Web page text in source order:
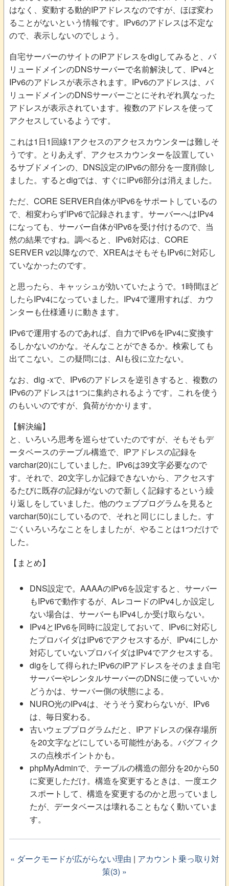
はなく、変動する動的IPアドレスなのですが、ほぼ変わ
ることがないという情報です。IPv6のアドレスは不定な
ので、表示しないのでしょう。
自宅サーバーのサイトのIPアドレスをdigしてみると、バ
リュードメインのDNSサーバーで名前解決して、IPv4と
IPv6のアドレスが表示されます。IPv6のアドレスは、バ
リュードメインのDNSサーバーごとにそれぞれ異なった
アドレスが表示されています。複数のアドレスを使って
アクセスしているようです。
これは1日1回線1アクセスのアクセスカウンターは難しそ
うです。とりあえず、アクセスカウンターを設置してい
るサブドメインの、DNS設定のIPv6の部分を一度削除し
ました。するとdigでは、すぐにIPv6部分は消えました。
ただ、CORE SERVER自体がIPv6をサポートしているの
で、相変わらずIPv6で記録されます。サーバーへはIPv4
になっても、サーバー自体がIPv6を受け付けるので、当
然の結果ですね。調べると、IPv6対応は、CORE
SERVER v2以降なので、XREAはそもそもIPv6に対応し
ていなかったのです。
と思ったら、キャッシュが効いていたようで。1時間ほど
したらIPv4になっていました。IPv4で運用すれば、カウ
ンターも仕様通りに動きます。
IPv6で運用するのであれば、自力でIPv6をIPv4に変換す
るしかないのかな。そんなことができるか。検索しても
出てこない。この疑問には、AIも役に立たない。
なお、dig -xで、IPv6のアドレスを逆引きすると、複数の
IPv6のアドレスは1つに集約されるようです。これを使う
のもいいのですが、負荷がかかります。
【解決編】
と、いろいろ思考を巡らせていたのですが、そもそもデ
ータベースのテーブル構造で、IPアドレスの記録を
varchar(20)にしていました。IPv6は39文字必要なので
す。それで、20文字しか記録できないから、アクセスす
るたびに既存の記録がないので新しく記録するという繰
り返しをしていました。他のウェブプログラムを見ると
varchar(50)にしているので、それと同じにしました。す
ごくいろいろなことをしましたが、やることは1つだけで
した。
【まとめ】
DNS設定で。AAAAのIPv6を設定すると、サーバー
もIPv6で動作するが、AレコードのIPv4しか設定し
ない場合は、サーバーもIPv4しか受け取らない。
IPv4とIPv6を同時に設定しておいて、IPv6に対応し
たプロバイダはIPv6でアクセスするが、IPv4にしか
対応していないプロバイダはIPv4でアクセスする。
digをして得られたIPv6のIPアドレスをそのまま自宅
サーバーやレンタルサーバーのDNSに使っていいか
どうかは、サーバー側の状態による。
NURO光のIPv4は、そうそう変わらないが、IPv6
は、毎日変わる。
古いウェブプログラムだと、IPアドレスの保存場所
を20文字などにしている可能性がある。バグフィク
スの点検ポイントかも。
phpMyAdminで、テーブルの構造の部分を20から50
に変更しただけ。構造を変更するときは、一度エク
スポートして、構造を変更するのかと思っていまし
たが、データベースは壊れることもなく動いていま
す。
« ダークモードが広がらない理由 | アカウント乗っ取り対
策(3) »